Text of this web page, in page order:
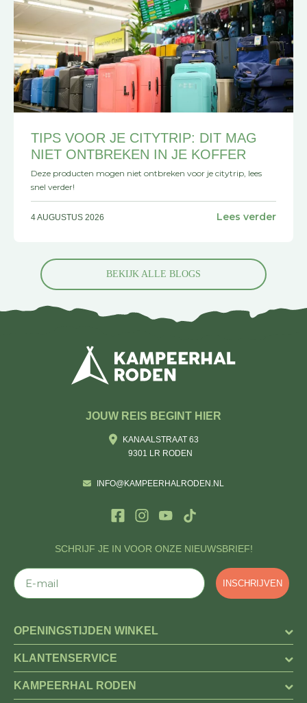
BEKIJK ALLE BLOGS
TIPS VOOR JE CITYTRIP: DIT MAG
NIET ONTBREKEN IN JE KOFFER
Deze producten mogen niet ontbreken voor je citytrip, lees
snel verder!
4 AUGUSTUS 2026 Lees verder
SCHRIJF JE IN VOOR ONZE NIEUWSBRIEF!
E-mail
INSCHRIJVEN
JOUW REIS BEGINT HIER
KANAALSTRAAT 63
9301 LR RODEN
INFO@KAMPEERHALRODEN.NL
OPENINGSTIJDEN WINKEL
KLANTENSERVICE
KAMPEERHAL RODEN